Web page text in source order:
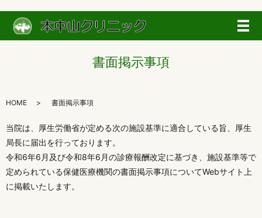
メ
書面掲示事項
HOME 書面掲示事項
当院は、厚生労働省が定める次の施設基準に適合している旨、厚生
局長に届出を行っております。
令和6年6月及び令和8年6月の診療報酬改定に基づき、施設基準等で
定められている保健医療機関の書面掲示事項についてWebサイト上
に掲載いたします。